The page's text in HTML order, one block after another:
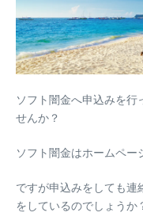
ソフト闇金へ申込みを行
せんか？
ソフト闇金はホームペー
ですが申込みをしても連
をしているのでしょうか